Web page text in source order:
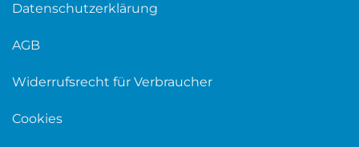
Datenschutzerklärung
AGB
Widerrufsrecht für Verbraucher
Cookies